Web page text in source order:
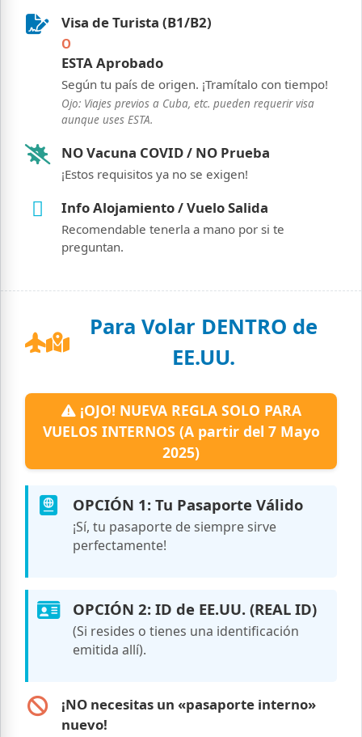
Visa de Turista (B1/B2)
O
ESTA Aprobado
Según tu país de origen. ¡Tramítalo con tiempo!
Ojo: Viajes previos a Cuba, etc. pueden requerir visa
aunque uses ESTA.
NO Vacuna COVID / NO Prueba
¡Estos requisitos ya no se exigen!
Info Alojamiento / Vuelo Salida
Recomendable tenerla a mano por si te
preguntan.
Para Volar DENTRO de
EE.UU.
¡OJO! NUEVA REGLA SOLO PARA
VUELOS INTERNOS (A partir del 7 Mayo
2025)
OPCIÓN 1: Tu Pasaporte Válido
¡Sí, tu pasaporte de siempre sirve
perfectamente!
OPCIÓN 2: ID de EE.UU. (REAL ID)
(Si resides o tienes una identificación
emitida allí).
¡NO necesitas un «pasaporte interno»
nuevo!